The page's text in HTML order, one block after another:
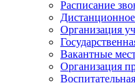
Расписание
Организация
Вакантные
Организация